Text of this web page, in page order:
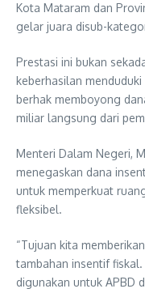
Kota Mataram dan
gelar juara disub-
Prestasi ini bukan
keberhasilan
berhak memboyong
miliar langsung dari
Menteri Dalam Negeri,
menegaskan dana
untuk memperkuat
fleksibel.
“Tujuan kita
tambahan insentif
digunakan untuk APBD